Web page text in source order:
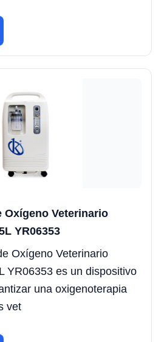
Oxígeno Veterinario
YR06353
Oxígeno Veterinario
YR06353 es un dispositivo
una oxigenoterapia
vet